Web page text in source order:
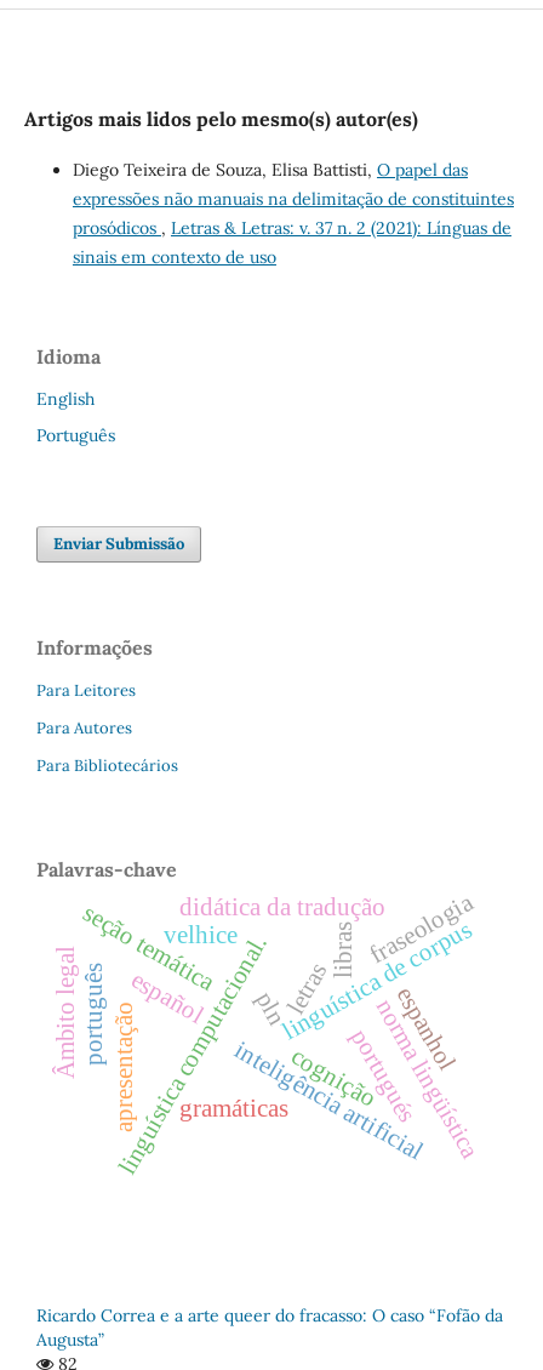
Artigos mais lidos pelo mesmo(s) autor(es)
Diego Teixeira de Souza, Elisa Battisti, O papel das
expressões não manuais na delimitação de constituintes
prosódicos , Letras & Letras: v. 37 n. 2 (2021): Línguas de
sinais em contexto de uso
Idioma
English
Português
Enviar Submissão
Informações
Para Leitores
Para Autores
Para Bibliotecários
Palavras-chave
linguística de corpus
linguística computacional.inteligência artificial
letras
apresentação
seção temática
cognição
gramáticas norma lingüística
portugués
español
português espanhol
Âmbito legal libras fraseologia
pln
velhice
didática da tradução
Ricardo Correa e a arte queer do fracasso: O caso “Fofão da
Augusta”
82